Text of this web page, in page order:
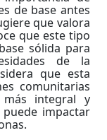
de base antes
que valora
que este tipo
sólida para
de la
que esta
comunitarias
integral y
impactar